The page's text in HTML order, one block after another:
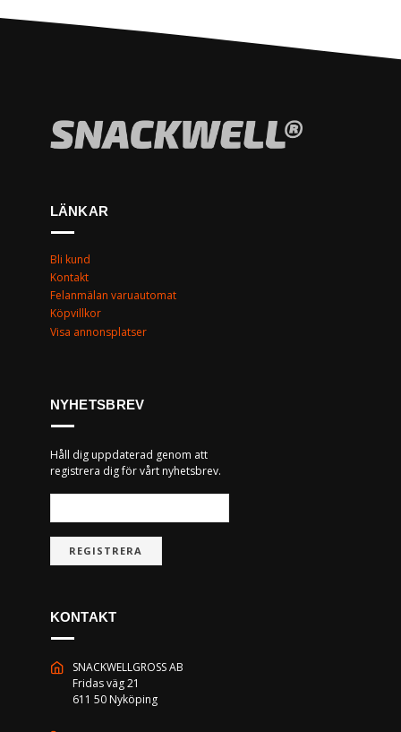
LÄNKAR
Bli kund
Kontakt
Felanmälan varuautomat
Köpvillkor
Visa annonsplatser
NYHETSBREV
Håll dig uppdaterad genom att
registrera dig för vårt nyhetsbrev.
REGISTRERA
KONTAKT
SNACKWELLGROSS AB
Fridas väg 21
611 50 Nyköping